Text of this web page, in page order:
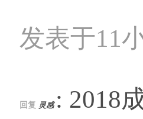
发表于11
回复 灵感 : 2018